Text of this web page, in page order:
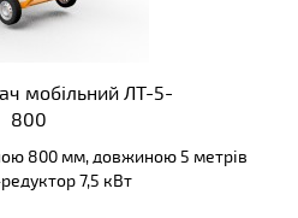
мобільний ЛТ-5-
800
800 мм, довжиною 5 метрів
7,5 кВт